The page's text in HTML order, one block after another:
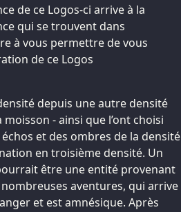
de ce Logos-ci arrive à la
qui se trouvent dans
à vous permettre de vous
de ce Logos
depuis une autre densité
- ainsi que l’ont choisi
et des ombres de la densité
en troisième densité. Un
être une entité provenant
aventures, qui arrive
et est amnésique. Après